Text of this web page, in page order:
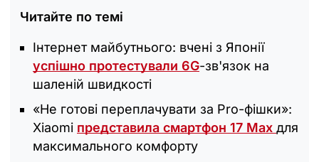
Читайте по темі
Інтернет майбутнього: вчені з Японії
успішно протестували 6G-зв'язок на
шаленій швидкості
«Не готові переплачувати за Pro-фішки»:
Xiaomi представила смартфон 17 Max для
максимального комфорту